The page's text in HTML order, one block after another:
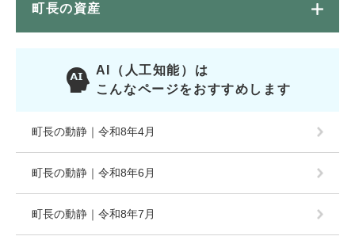
町長の資産
AI（人工知能）は
こんなページをおすすめします
町長の動静｜令和8年4月
町長の動静｜令和8年6月
町長の動静｜令和8年7月